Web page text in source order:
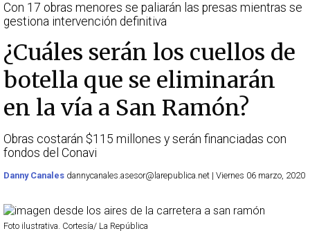
Con 17 obras menores se paliarán las presas mientras se
gestiona intervención definitiva
¿Cuáles serán los cuellos de
botella que se eliminarán
en la vía a San Ramón?
Obras costarán $115 millones y serán financiadas con
fondos del Conavi
Danny Canales dannycanales.asesor@larepublica.net | Viernes 06 marzo, 2020
Foto ilustrativa. Cortesía/ La República